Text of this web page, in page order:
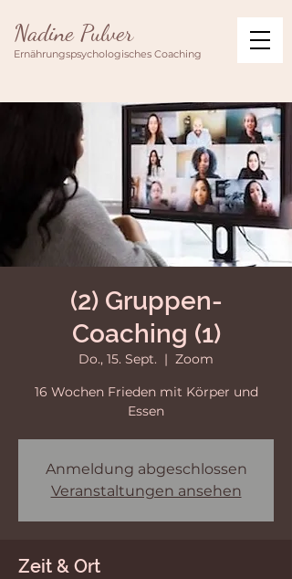
Nadine Pulver
Ernährungspsychologisches Coaching
(2) Gruppen-
Coaching (1)
Do., 15. Sept.
  |
Zoom
16 Wochen Frieden mit Körper und
Essen
Anmeldung abgeschlossen
Veranstaltungen ansehen
Zeit & Ort